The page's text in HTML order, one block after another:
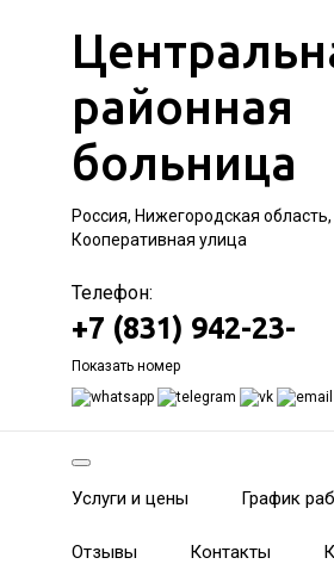
районная
больница
Россия, Нижегородская область,
Кооперативная улица
Телефон:
+7 (831) 942-23-
Показать номер
Услуги и цены График
Отзывы Контакты